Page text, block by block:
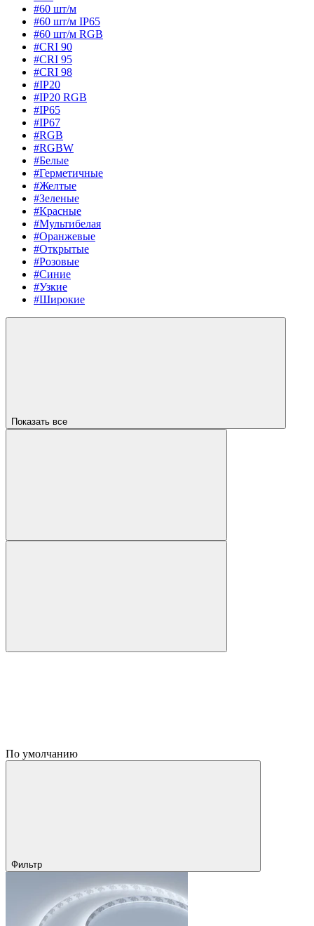
#60 шт/м
#60 шт/м IP65
#60 шт/м RGB
#CRI 90
#CRI 95
#CRI 98
#IP20
#IP20 RGB
#IP65
#IP67
#RGB
#RGBW
#Белые
#Герметичные
#Желтые
#Зеленые
#Красные
#Мультибелая
#Оранжевые
#Открытые
#Розовые
#Синие
#Узкие
#Широкие
Показать все
По умолчанию
Фильтр